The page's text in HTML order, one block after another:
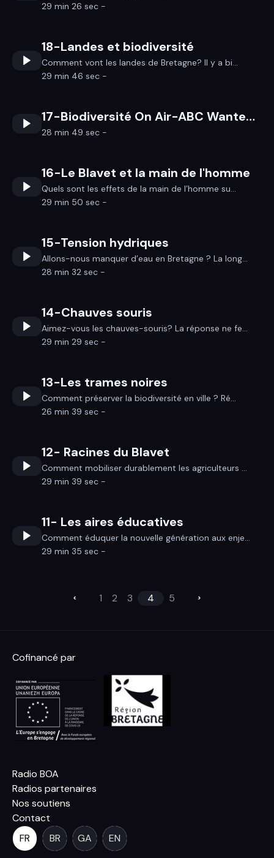
29 min 26 sec -
18-Landes et biodiversité
Comment vont les landes de Bretagne? Il y a bi...
29 min 46 sec -
17-Biodiversité On Air-ABC Wanted-Sem 06
28 min 49 sec -
16-Le Blavet et la main de l'homme
Quels sont les effets de la main de l’homme su...
29 min 50 sec -
15-Tension hydriques
Allons-nous manquer d’eau en Bretagne ? La long...
28 min 32 sec -
14-Chauves souris
Aimez-vous les chauves-souris? La réponse ne fe...
29 min 29 sec -
13-Les trames noires
Comment préserver la biodiversité en ville ? Ré...
26 min 39 sec -
12- Racines du Blavet
Comment mobiliser durablement les agriculteurs ...
29 min 39 sec -
11- Les aires éducatives
Comment éduquer la nouvelle génération aux enje...
29 min 35 sec -
1 2 3 4 5
Cofinancé par
Radio BOA
Radios partenaires
Nos soutiens
Contact
FR
BR GA EN